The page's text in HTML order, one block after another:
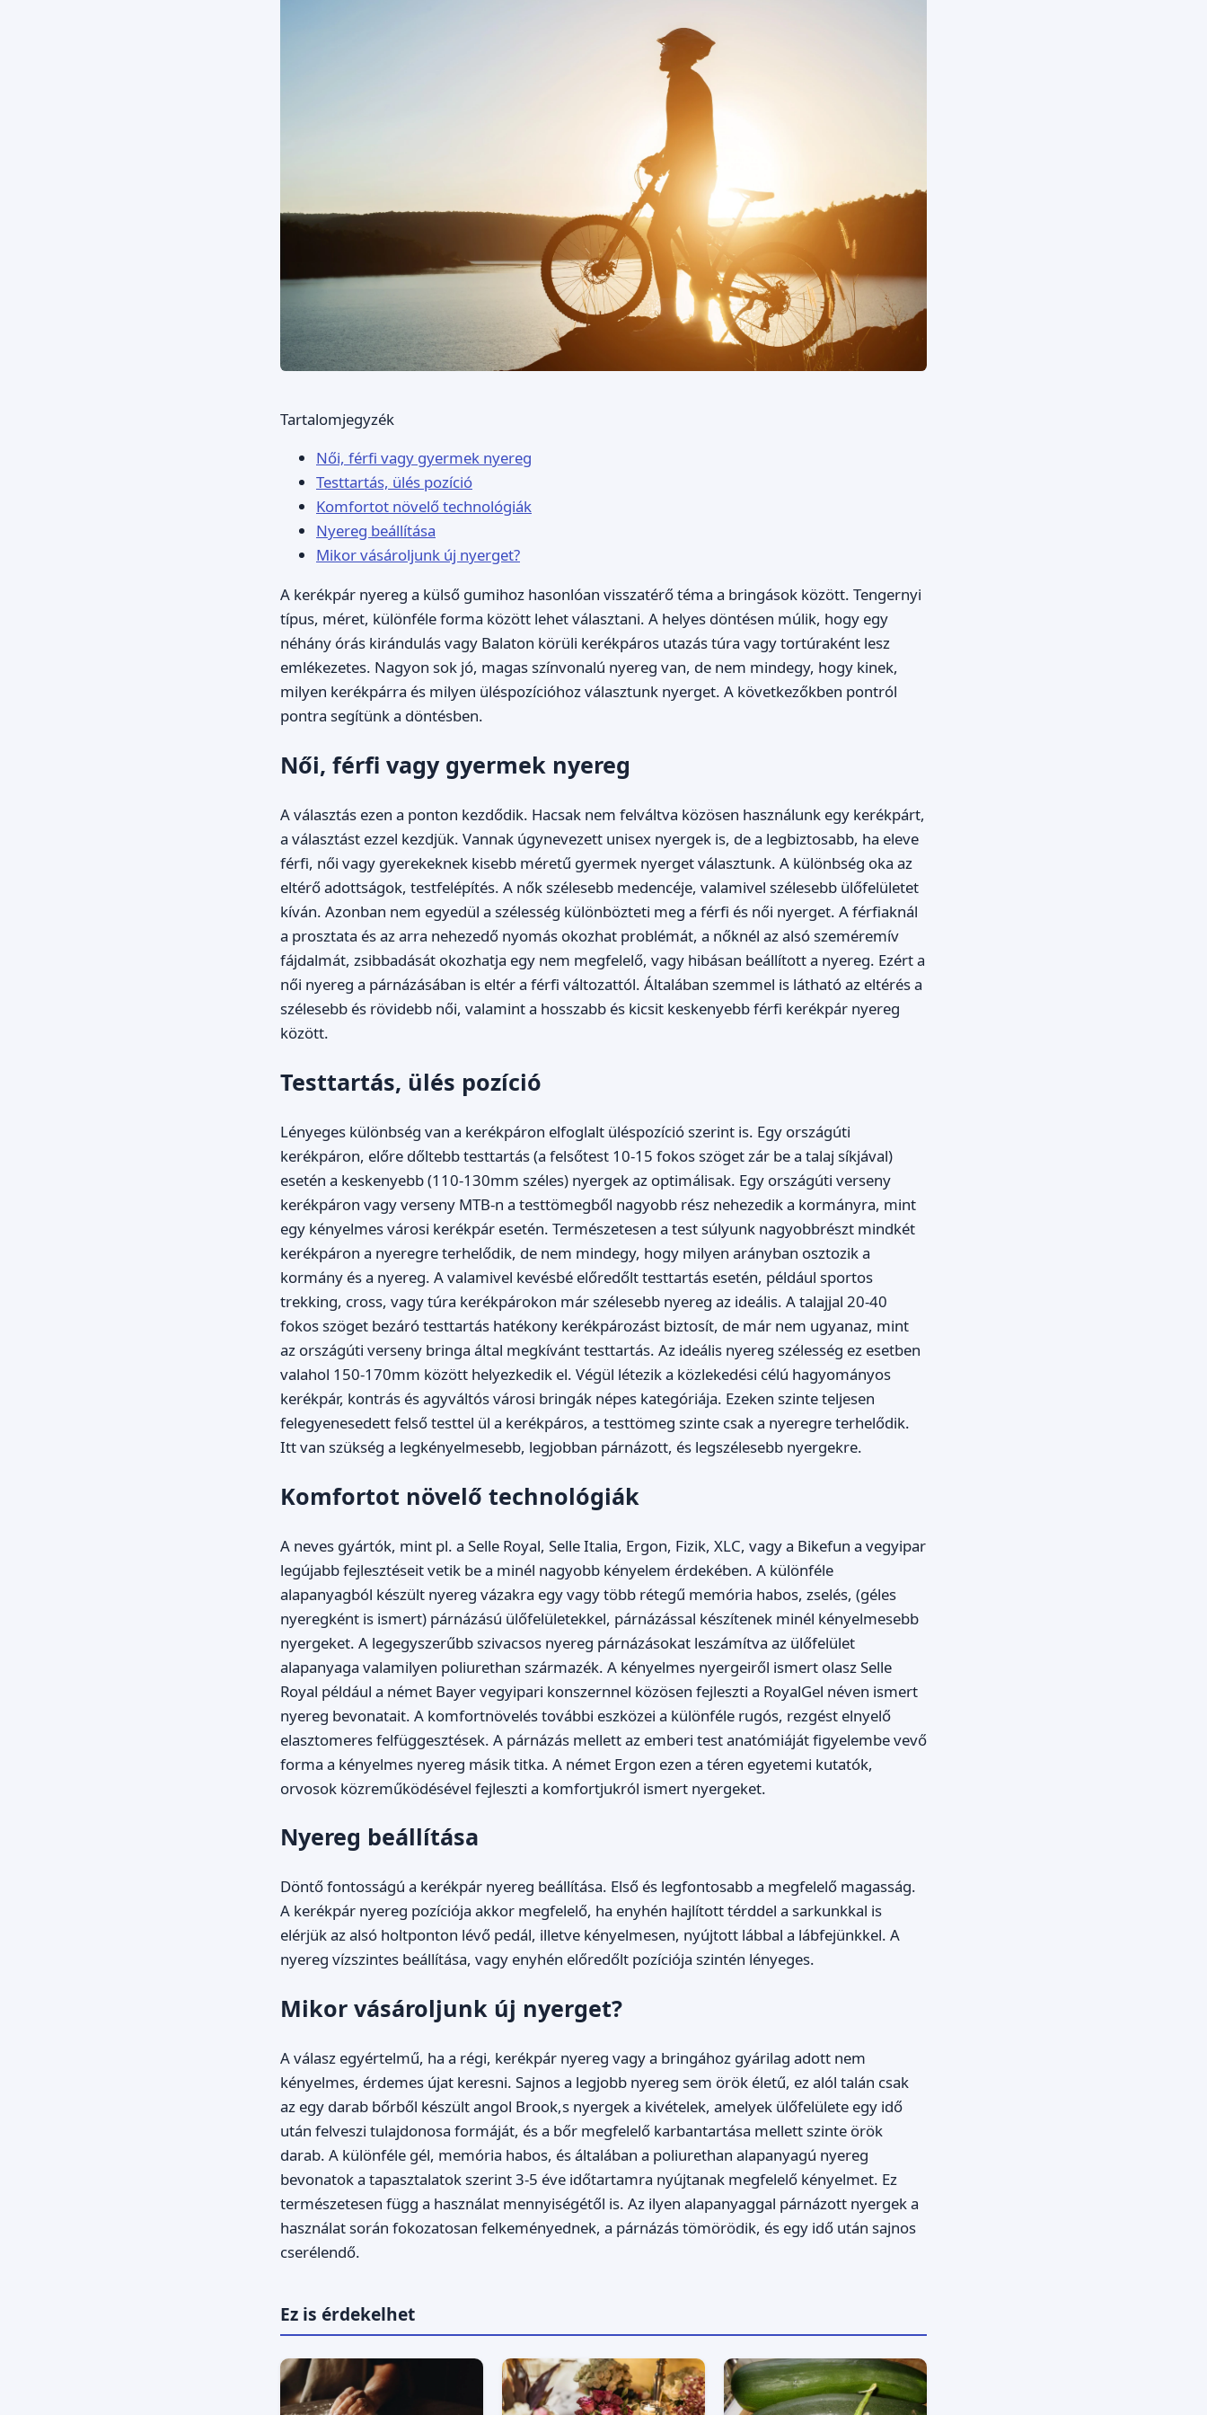
Tartalomjegyzék
Női, férfi vagy gyermek nyereg
Testtartás, ülés pozíció
Komfortot növelő technológiák
Nyereg beállítása
Mikor vásároljunk új nyerget?
A kerékpár nyereg a külső gumihoz hasonlóan visszatérő téma a bringások között. Tengernyi
típus, méret, különféle forma között lehet választani. A helyes döntésen múlik, hogy egy
néhány órás kirándulás vagy Balaton körüli kerékpáros utazás túra vagy tortúraként lesz
emlékezetes. Nagyon sok jó, magas színvonalú nyereg van, de nem mindegy, hogy kinek,
milyen kerékpárra és milyen üléspozícióhoz választunk nyerget. A következőkben pontról
pontra segítünk a döntésben.
Női, férfi vagy gyermek nyereg
A választás ezen a ponton kezdődik. Hacsak nem felváltva közösen használunk egy kerékpárt,
a választást ezzel kezdjük. Vannak úgynevezett unisex nyergek is, de a legbiztosabb, ha eleve
férfi, női vagy gyerekeknek kisebb méretű gyermek nyerget választunk. A különbség oka az
eltérő adottságok, testfelépítés. A nők szélesebb medencéje, valamivel szélesebb ülőfelületet
kíván. Azonban nem egyedül a szélesség különbözteti meg a férfi és női nyerget. A férfiaknál
a prosztata és az arra nehezedő nyomás okozhat problémát, a nőknél az alsó szeméremív
fájdalmát, zsibbadását okozhatja egy nem megfelelő, vagy hibásan beállított a nyereg. Ezért a
női nyereg a párnázásában is eltér a férfi változattól. Általában szemmel is látható az eltérés a
szélesebb és rövidebb női, valamint a hosszabb és kicsit keskenyebb férfi kerékpár nyereg
között.
Testtartás, ülés pozíció
Lényeges különbség van a kerékpáron elfoglalt üléspozíció szerint is. Egy országúti
kerékpáron, előre dőltebb testtartás (a felsőtest 10-15 fokos szöget zár be a talaj síkjával)
esetén a keskenyebb (110-130mm széles) nyergek az optimálisak. Egy országúti verseny
kerékpáron vagy verseny MTB-n a testtömegből nagyobb rész nehezedik a kormányra, mint
egy kényelmes városi kerékpár esetén. Természetesen a test súlyunk nagyobbrészt mindkét
kerékpáron a nyeregre terhelődik, de nem mindegy, hogy milyen arányban osztozik a
kormány és a nyereg. A valamivel kevésbé előredőlt testtartás esetén, például sportos
trekking, cross, vagy túra kerékpárokon már szélesebb nyereg az ideális. A talajjal 20-40
fokos szöget bezáró testtartás hatékony kerékpározást biztosít, de már nem ugyanaz, mint
az országúti verseny bringa által megkívánt testtartás. Az ideális nyereg szélesség ez esetben
valahol 150-170mm között helyezkedik el. Végül létezik a közlekedési célú hagyományos
kerékpár, kontrás és agyváltós városi bringák népes kategóriája. Ezeken szinte teljesen
felegyenesedett felső testtel ül a kerékpáros, a testtömeg szinte csak a nyeregre terhelődik.
Itt van szükség a legkényelmesebb, legjobban párnázott, és legszélesebb nyergekre.
Komfortot növelő technológiák
A neves gyártók, mint pl. a Selle Royal, Selle Italia, Ergon, Fizik, XLC, vagy a Bikefun a vegyipar
legújabb fejlesztéseit vetik be a minél nagyobb kényelem érdekében. A különféle
alapanyagból készült nyereg vázakra egy vagy több rétegű memória habos, zselés, (géles
nyeregként is ismert) párnázású ülőfelületekkel, párnázással készítenek minél kényelmesebb
nyergeket. A legegyszerűbb szivacsos nyereg párnázásokat leszámítva az ülőfelület
alapanyaga valamilyen poliurethan származék. A kényelmes nyergeiről ismert olasz Selle
Royal például a német Bayer vegyipari konszernnel közösen fejleszti a RoyalGel néven ismert
nyereg bevonatait. A komfortnövelés további eszközei a különféle rugós, rezgést elnyelő
elasztomeres felfüggesztések. A párnázás mellett az emberi test anatómiáját figyelembe vevő
forma a kényelmes nyereg másik titka. A német Ergon ezen a téren egyetemi kutatók,
orvosok közreműködésével fejleszti a komfortjukról ismert nyergeket.
Nyereg beállítása
Döntő fontosságú a kerékpár nyereg beállítása. Első és legfontosabb a megfelelő magasság.
A kerékpár nyereg pozíciója akkor megfelelő, ha enyhén hajlított térddel a sarkunkkal is
elérjük az alsó holtponton lévő pedál, illetve kényelmesen, nyújtott lábbal a lábfejünkkel. A
nyereg vízszintes beállítása, vagy enyhén előredőlt pozíciója szintén lényeges.
Mikor vásároljunk új nyerget?
A válasz egyértelmű, ha a régi, kerékpár nyereg vagy a bringához gyárilag adott nem
kényelmes, érdemes újat keresni. Sajnos a legjobb nyereg sem örök életű, ez alól talán csak
az egy darab bőrből készült angol Brook,s nyergek a kivételek, amelyek ülőfelülete egy idő
után felveszi tulajdonosa formáját, és a bőr megfelelő karbantartása mellett szinte örök
darab. A különféle gél, memória habos, és általában a poliurethan alapanyagú nyereg
bevonatok a tapasztalatok szerint 3-5 éve időtartamra nyújtanak megfelelő kényelmet. Ez
természetesen függ a használat mennyiségétől is. Az ilyen alapanyaggal párnázott nyergek a
használat során fokozatosan felkeményednek, a párnázás tömörödik, és egy idő után sajnos
cserélendő.
Ez is érdekelhet